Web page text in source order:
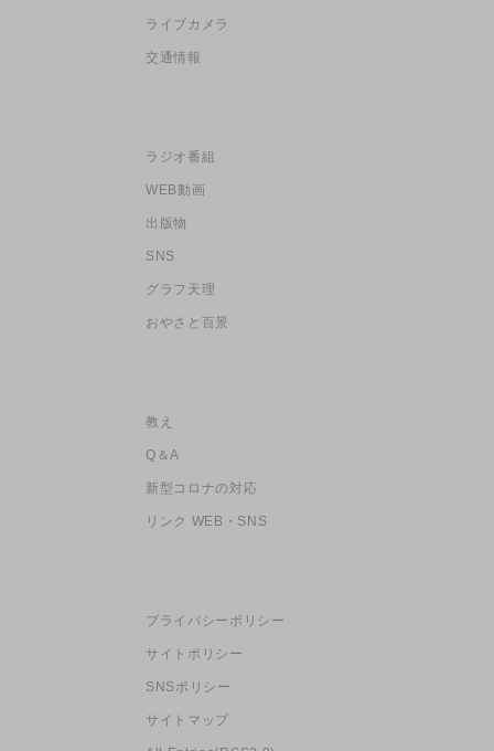
ライブカメラ
交通情報
ラジオ番組
WEB動画
出版物
SNS
グラフ天理
おやさと百景
教え
Q＆A
新型コロナの対応
リンク WEB・SNS
プライバシーポリシー
サイトポリシー
SNSポリシー
サイトマップ